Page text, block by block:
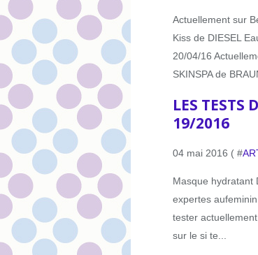
Actuellement sur
Kiss de DIESEL
20/04/16
SKINSPA de
LES
19/2016
04 mai 2016 ( #
Masque hydratant
expertes
tester
sur le si te...